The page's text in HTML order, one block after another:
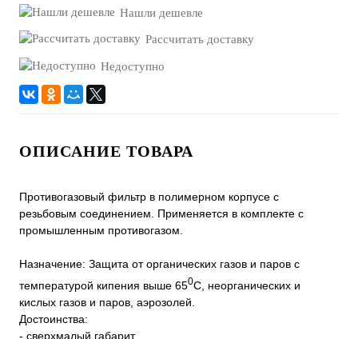
Нашли дешевле
Рассчитать доставку
Недоступно
ОПИСАНИЕ ТОВАРА
Противогазовый фильтр в полимерном корпусе с
резьбовым соединением. Применяется в комплекте с
промышленным противогазом.
Назначение: Защита от органических газов и паров с
температурой кипения выше 650С, неорганических и
кислых газов и паров, аэрозолей.
Достоинства:
- сверхмалый габарит